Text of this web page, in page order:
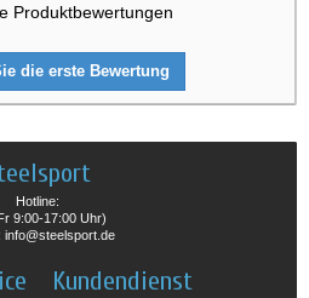
Produktbewertungen
die erste Bewertung
Hotline:
9:00-17:00 Uhr)
info@steelsport.de
Kundendienst